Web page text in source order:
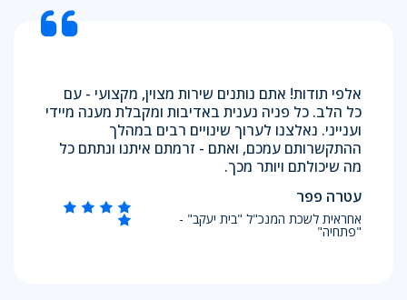
אלפי תודות! אתם נותנים שירות מצוין, מקצועי - עם
כל הלב. כל פניה נענית באדיבות ומקבלת מענה מיידי
וענייני. נאלצנו לערוך שינויים רבים במהלך
ההתקשרותם עמכם, ואתם - זרמתם איתנו ונתתם כל
מה שיכולתם ויותר מכך.
עטרה פפר
אחראית לשכת המנכ"ל "בית יעקב" -
"פתחיה"